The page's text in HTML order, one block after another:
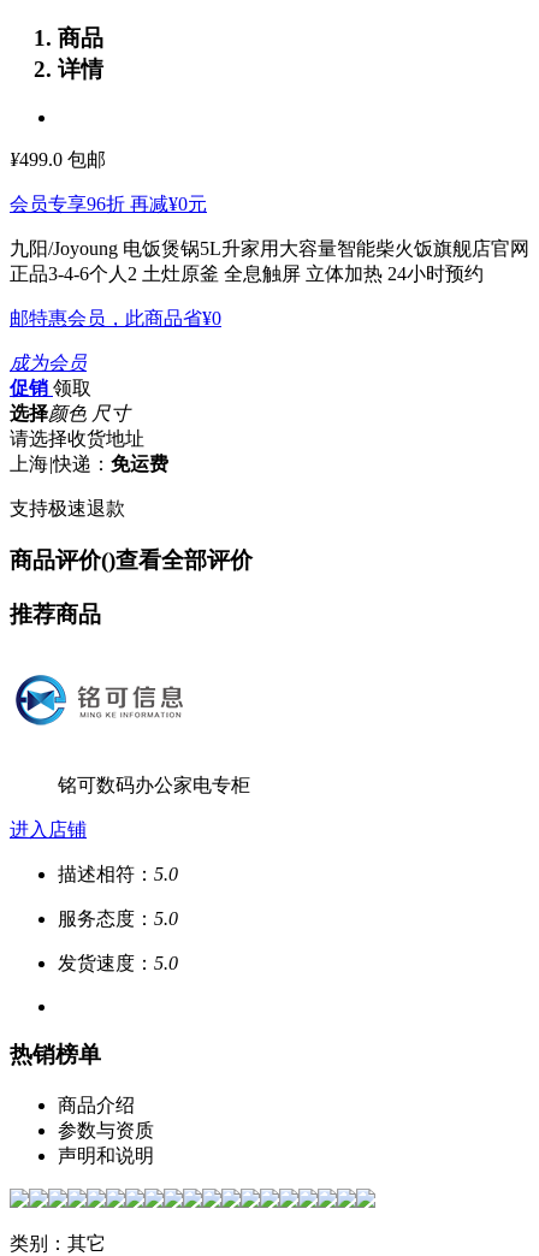
商品
详情
¥499.0 包邮
会员专享96折 再减¥0元
九阳/Joyoung 电饭煲锅5L升家用大容量智能柴火饭旗舰店官网
正品3-4-6个人2 土灶原釜 全息触屏 立体加热 24小时预约
邮特惠会员，此商品省¥0
成为会员
促销 领取
选择颜色 尺寸
请选择收货地址
上海|快递： 免运费
支持极速退款
商品评价()查看全部评价
推荐商品
铭可数码办公家电专柜
进入店铺
描述相符： 5.0
服务态度： 5.0
发货速度： 5.0
热销榜单
商品介绍
参数与资质
声明和说明
类别：其它